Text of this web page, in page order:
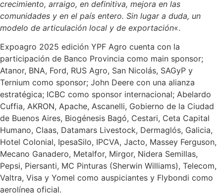
crecimiento, arraigo, en definitiva, mejora en las
comunidades y en el país entero. Sin lugar a duda, un
modelo de articulación local y de exportación«.
Expoagro 2025 edición YPF Agro cuenta con la
participación de Banco Provincia como main sponsor;
Atanor, BNA, Ford, RUS Agro, San Nicolás, SAGyP y
Ternium como sponsor; John Deere con una alianza
estratégica; ICBC como sponsor internacional; Abelardo
Cuffia, AKRON, Apache, Ascanelli, Gobierno de la Ciudad
de Buenos Aires, Biogénesis Bagó, Cestari, Ceta Capital
Humano, Claas, Datamars Livestock, Dermaglós, Galicia,
Hotel Colonial, IpesaSilo, IPCVA, Jacto, Massey Ferguson,
Mecano Ganadero, Metalfor, Mirgor, Nidera Semillas,
Pepsi, Piersanti, MC Pinturas (Sherwin Williams), Telecom,
Valtra, Visa y Yomel como auspiciantes y Flybondi como
aerolínea oficial.